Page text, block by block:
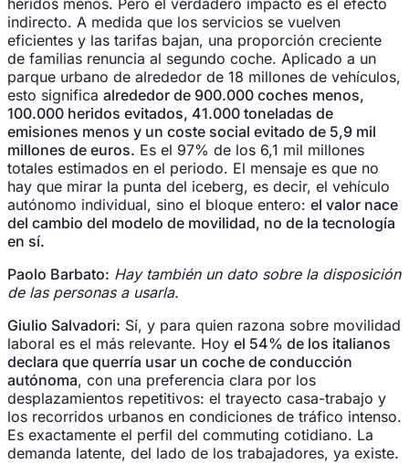
heridos menos. Pero el verdadero impacto es el efecto
indirecto. A medida que los servicios se vuelven
eficientes y las tarifas bajan, una proporción creciente
de familias renuncia al segundo coche. Aplicado a un
parque urbano de alrededor de 18 millones de vehículos,
esto significa alrededor de 900.000 coches menos,
100.000 heridos evitados, 41.000 toneladas de
emisiones menos y un coste social evitado de 5,9 mil
millones de euros. Es el 97% de los 6,1 mil millones
totales estimados en el periodo. El mensaje es que no
hay que mirar la punta del iceberg, es decir, el vehículo
autónomo individual, sino el bloque entero: el valor nace
del cambio del modelo de movilidad, no de la tecnología
en sí.
Paolo Barbato: Hay también un dato sobre la disposición
de las personas a usarla.
Giulio Salvadori: Sí, y para quien razona sobre movilidad
laboral es el más relevante. Hoy el 54% de los italianos
declara que querría usar un coche de conducción
autónoma, con una preferencia clara por los
desplazamientos repetitivos: el trayecto casa-trabajo y
los recorridos urbanos en condiciones de tráfico intenso.
Es exactamente el perfil del commuting cotidiano. La
demanda latente, del lado de los trabajadores, ya existe.